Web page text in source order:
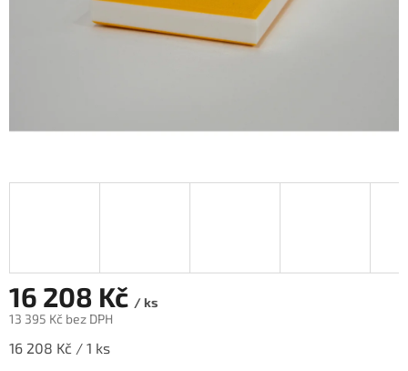
16 208 Kč / ks
13 395 Kč bez DPH
Měrná
16 208 Kč / 1 ks